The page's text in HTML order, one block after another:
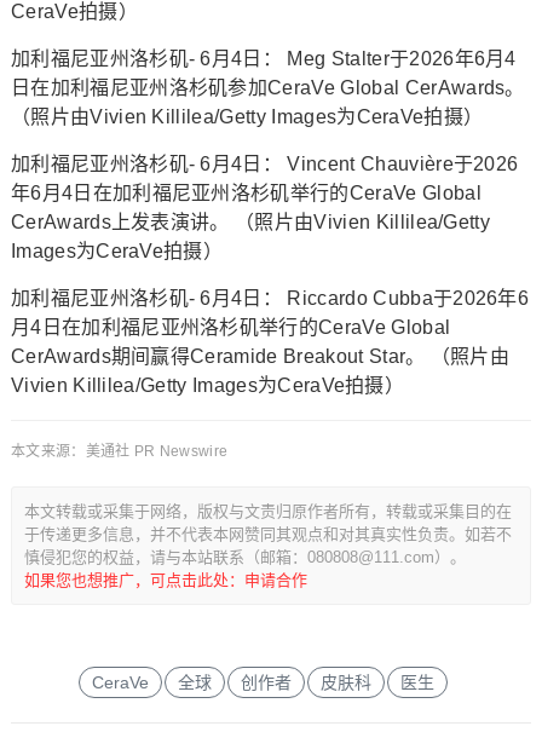
CeraVe拍摄）
加利福尼亚州洛杉矶- 6月4日： Meg Stalter于2026年6月4
日在加利福尼亚州洛杉矶参加CeraVe Global CerAwards。
（照片由Vivien Killilea/Getty Images为CeraVe拍摄）
加利福尼亚州洛杉矶- 6月4日： Vincent Chauvière于2026
年6月4日在加利福尼亚州洛杉矶举行的CeraVe Global
CerAwards上发表演讲。 （照片由Vivien Killilea/Getty
Images为CeraVe拍摄）
加利福尼亚州洛杉矶- 6月4日： Riccardo Cubba于2026年6
月4日在加利福尼亚州洛杉矶举行的CeraVe Global
CerAwards期间赢得Ceramide Breakout Star。 （照片由
Vivien Killilea/Getty Images为CeraVe拍摄）
本文来源：美通社 PR Newswire
本文转载或采集于网络，版权与文责归原作者所有，转载或采集目的在
于传递更多信息，并不代表本网赞同其观点和对其真实性负责。如若不
慎侵犯您的权益，请与本站联系（邮箱：080808@111.com）。
如果您也想推广，可点击此处：申请合作
CeraVe 全球 创作者 皮肤科 医生